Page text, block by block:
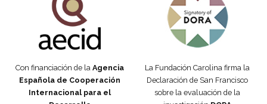
Con financiación de la Agencia
Española de Cooperación
Internacional para el
La Fundación Carolina firma la
Declaración de San Francisco
sobre la evaluación de la